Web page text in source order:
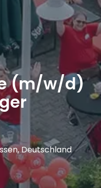
(m/w/d)
,Deutschland